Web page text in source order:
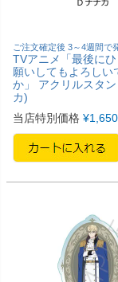
ご注文確定後 3～4週間で
TVアニメ「最後に
願いしてもよろしい
か」 アクリルスタ
カ)
当店特別価格 ¥1,650